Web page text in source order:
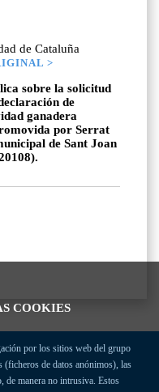
COOKIES
por los sitios web del grupo
(ficheros de datos anónimos), las
de manera no intrusiva. Estos
de Cataluña
>
sobre la solicitud
de
ganadera
por Serrat
de Sant Joan